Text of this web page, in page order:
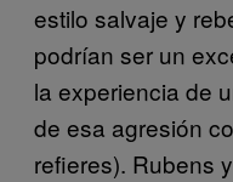
estilo salvaje y
podrían ser un
la experiencia de
de esa agresión
refieres). Rubens